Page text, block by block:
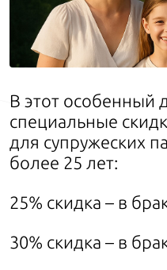
В этот особенный
специальные
для супружеских
более 25 лет:
25% скидка – в
30% скидка – в